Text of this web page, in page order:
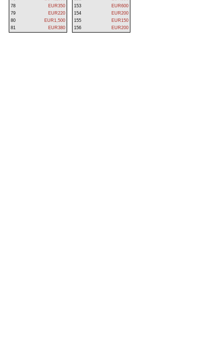
78
EUR350
79
EUR220
80
EUR1,500
81
EUR380
153
EUR600
154
EUR200
155
EUR150
156
EUR200